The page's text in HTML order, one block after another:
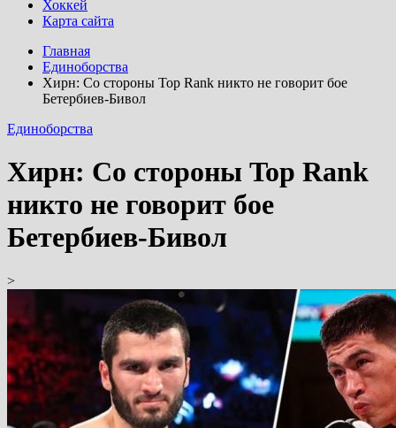
Хоккей
Карта сайта
Главная
Единоборства
Хирн: Со стороны Top Rank никто не говорит бое
Бетербиев-Бивол
Единоборства
Хирн: Со стороны Top Rank
никто не говорит бое
Бетербиев-Бивол
>